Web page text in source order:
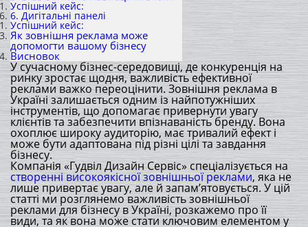
Успішний кейс:
6. Дигітальні панелі
Успішний кейс:
Як зовнішня реклама може
допомогти вашому бізнесу
Висновок
У сучасному бізнес-середовищі, де конкуренція на
ринку зростає щодня, важливість ефективної
реклами важко переоцінити. Зовнішня реклама в
Україні залишається одним із найпотужніших
інструментів, що допомагає привернути увагу
клієнтів та забезпечити впізнаваність бренду. Вона
охоплює широку аудиторію, має тривалий ефект і
може бути адаптована під різні цілі та завдання
бізнесу.
Компанія «Гудвіл Дизайн Сервіс» спеціалізується на
створенні високоякісної зовнішньої реклами, яка не
лише привертає увагу, але й запам’ятовується. У цій
статті ми розглянемо важливість зовнішньої
реклами для бізнесу в Україні, розкажемо про її
види, та як вона може стати ключовим елементом у